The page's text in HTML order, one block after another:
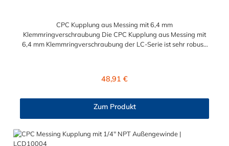
CPC Kupplung aus Messing mit 6,4 mm
Klemmringverschraubung Die CPC Kupplung aus Messing mit
6,4 mm Klemmringverschraubung der LC-Serie ist sehr robust.
höheren Druck. Die CPC Kupplung aus Messing mit 6,4 mm
und Trennen mit einer Hand. Diese CPC Schlauchkupplung hat
zahlreichen Konfigurationen und Anschlussvarianten und ist
sowohl mit den Acetal-Kupplungen der PLC-Serie kombinierbar
als auch mit den Polypropylen-Kupplungen der PLC12-Serie.
Regulärer Preis:
48,91 €
Zum Produkt